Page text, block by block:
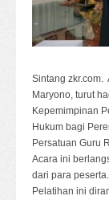
Sintang zkr.com.
Maryono, turut
Kepemimpinan
Hukum bagi
Persatuan Guru
Acara ini
dari para peserta.
Pelatihan ini